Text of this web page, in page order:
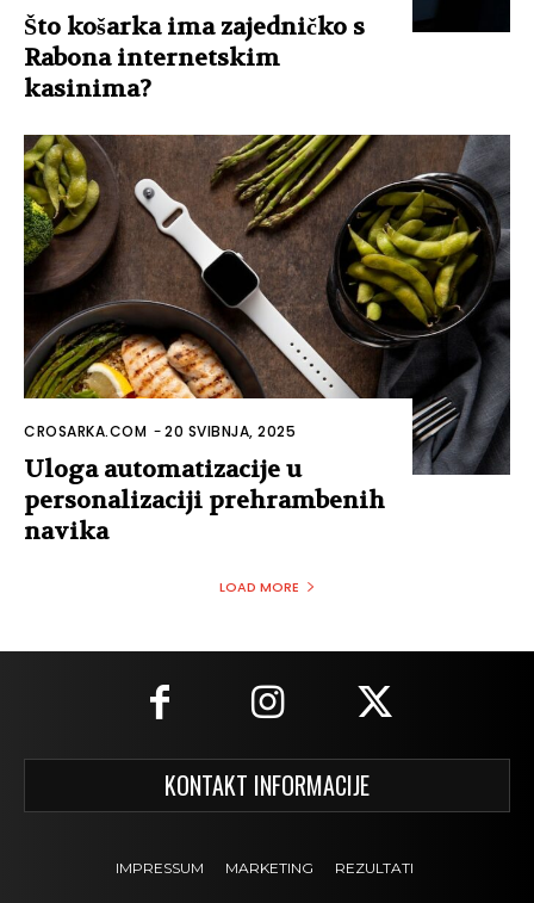
Što košarka ima zajedničko s
Rabona internetskim
kasinima?
CROSARKA.COM -20 SVIBNJA, 2025
Uloga automatizacije u
personalizaciji prehrambenih
navika
LOAD MORE
KONTAKT INFORMACIJE
IMPRESSUM MARKETING REZULTATI